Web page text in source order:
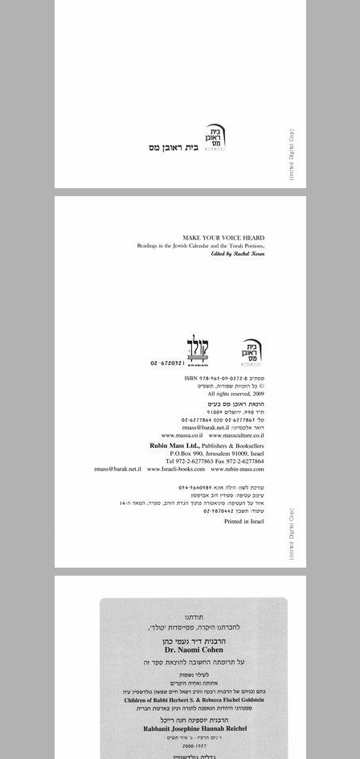
ליטול את השליטה על הזמן ראש השנה כיום בו מצטרף האדם לא-לוהים בשליטה על חייו ... 3